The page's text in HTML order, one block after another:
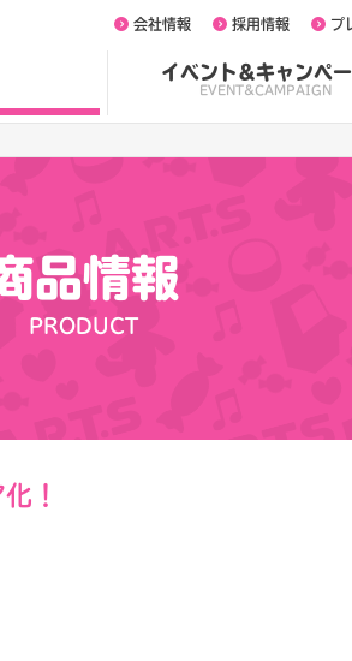
イベント&キャンペ
EVENT&CAMPAIGN
会社情報 採用情報 プ
品情報
PRODUCT
！